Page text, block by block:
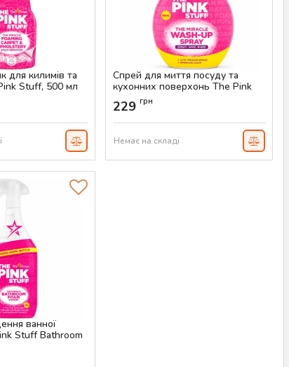
для килимів та
Stuff, 500 мл
Спрей для миття посуду та
кухонних поверхонь The Pink
Stuff Wash-Up Spray, 500 мл
Артикул:
229 грн
Немає на складі
ванної
Stuff Bathroom